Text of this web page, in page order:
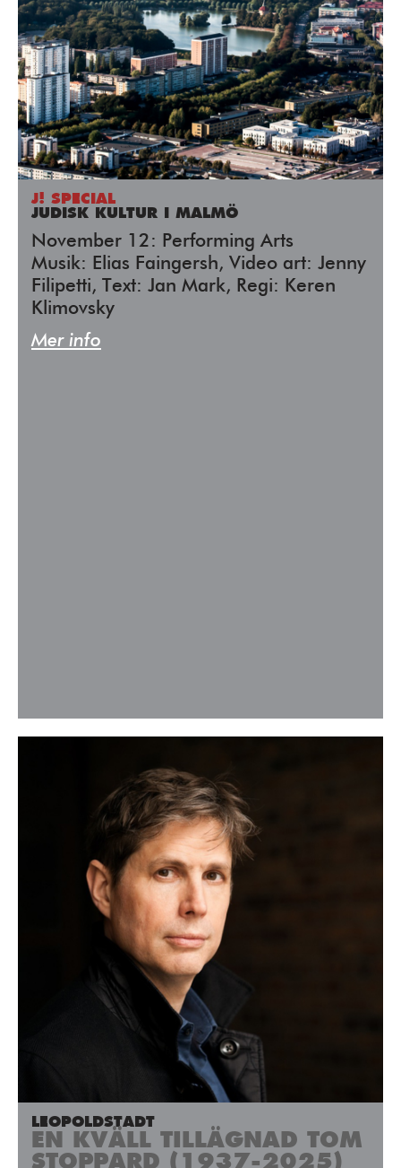
J! SPECIAL
JUDISK KULTUR I MALMÖ
November 12: Performing Arts
Musik: Elias Faingersh, Video art: Jenny
Filipetti, Text: Jan Mark, Regi: Keren
Klimovsky
Mer info
LEOPOLDSTADT
EN KVÄLL TILLÄGNAD TOM
STOPPARD (1937-2025)